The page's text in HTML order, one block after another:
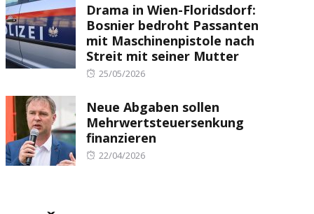
Drama in Wien-Floridsdorf:
Bosnier bedroht Passanten
mit Maschinenpistole nach
Streit mit seiner Mutter
Posted
25/05/2026
Neue Abgaben sollen
Mehrwertsteuersenkung
finanzieren
Posted
22/04/2026